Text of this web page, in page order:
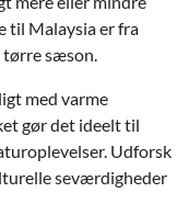
til Malaysia er fra
sæson.
med varme
gør det ideelt til
Udforsk
seværdigheder